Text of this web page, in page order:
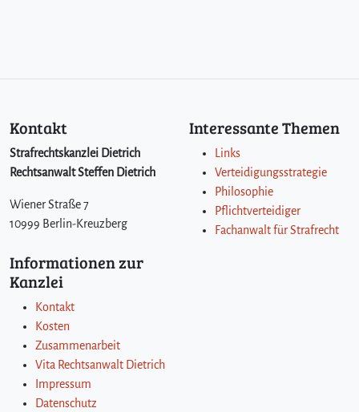
Kontakt
Strafrechtskanzlei Dietrich
Rechtsanwalt Steffen Dietrich
Wiener Straße 7
10999 Berlin-Kreuzberg
Interessante Themen
Links
Verteidigungsstrategie
Philosophie
Pflichtverteidiger
Fachanwalt für Strafrecht
Informationen zur
Kanzlei
Kontakt
Kosten
Zusammenarbeit
Vita Rechtsanwalt Dietrich
Impressum
Datenschutz